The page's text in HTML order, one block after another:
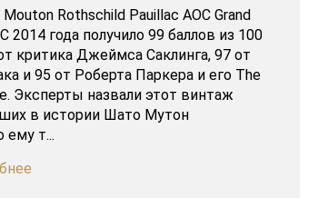
Rothschild Pauillac AOC Grand
2014 года получило 99 баллов из 100
критика Джеймса Саклинга, 97 от
и 95 от Роберта Паркера и его The
Эксперты назвали этот винтаж
в истории Шато Мутон
ему т...